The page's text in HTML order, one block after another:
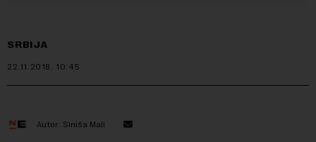
SRBIJA
22.11.2018. 10:45
Autor: Siniša Mali